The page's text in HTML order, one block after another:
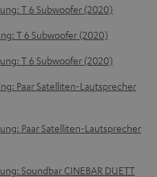
T 6 Subwoofer (2020)
T 6 Subwoofer (2020)
T 6 Subwoofer (2020)
Paar Satelliten-Lautsprecher
Paar Satelliten-Lautsprecher
Soundbar CINEBAR DUETT